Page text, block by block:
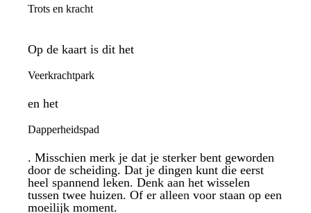
Trots en kracht
Op de kaart is dit het
Veerkrachtpark
en het
Dapperheidspad
. Misschien merk je dat je sterker bent geworden
door de scheiding. Dat je dingen kunt die eerst
heel spannend leken. Denk aan het wisselen
tussen twee huizen. Of er alleen voor staan op een
moeilijk moment.